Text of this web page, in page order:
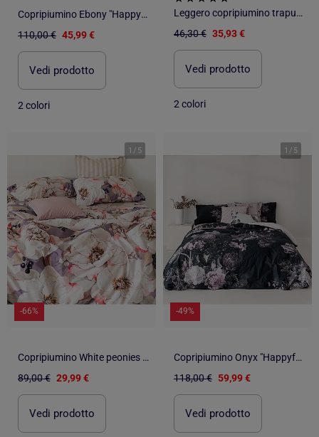
Copripiumino Ebony "Happyfriday
110,00 € 45,99 €
Vedi prodotto
2 colori
Leggero copripiumino trapuntato
46,30 € 35,93 €
Vedi prodotto
2 colori
1 / 5
-66%
Copripiumino White peonies "Happyfriday
89,00 € 29,99 €
Vedi prodotto
1 / 5
-49%
Copripiumino Onyx "Happyfriday
118,00 € 59,99 €
Vedi prodotto